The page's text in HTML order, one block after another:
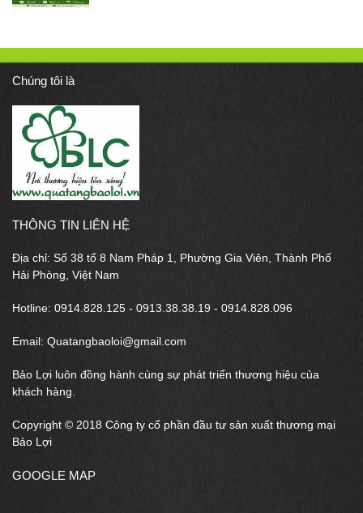
Chúng tôi là
THÔNG TIN LIÊN HỆ
Địa chỉ: Số 38 tổ 8 Nam Pháp 1, Phường Gia Viên, Thành Phố
Hải Phòng, Việt Nam
Hotline: 0914.828.125 - 0913.38.38.19 - 0914.828.096
Email: Quatangbaoloi@gmail.com
Bảo Lợi luôn đồng hành cùng sự phát triển thương hiệu của
khách hàng.
Copyright © 2018 Công ty cổ phần đầu tư sản xuất thương mại
Bảo Lợi
GOOGLE MAP